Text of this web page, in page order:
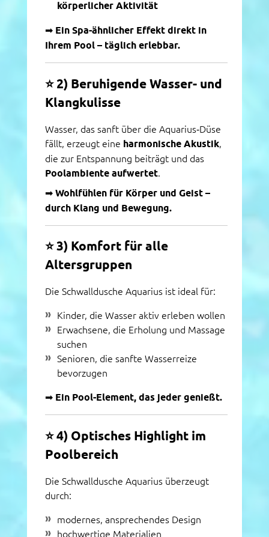
körperlicher Aktivität
➡ Ein Spa‑ähnlicher Effekt direkt in
Ihrem Pool – täglich erlebbar.
⭐ 2) Beruhigende Wasser‑ und
Klangkulisse
Wasser, das sanft über die Aquarius‑Düse
fällt, erzeugt eine harmonische Akustik,
die zur Entspannung beiträgt und das
Poolambiente aufwertet.
➡ Wohlfühlen für Körper und Geist –
durch Klang und Bewegung.
⭐3) Komfort für alle
Altersgruppen
Die Schwalldusche Aquarius ist ideal für:
Kinder, die Wasser aktiv erleben wollen
Erwachsene, die Erholung und Massage
suchen
Senioren, die sanfte Wasserreize
bevorzugen
➡ Ein Pool‑Element, das jeder genießt.
⭐4) Optisches Highlight im
Poolbereich
Die Schwalldusche Aquarius überzeugt
durch:
modernes, ansprechendes Design
hochwertige Materialien